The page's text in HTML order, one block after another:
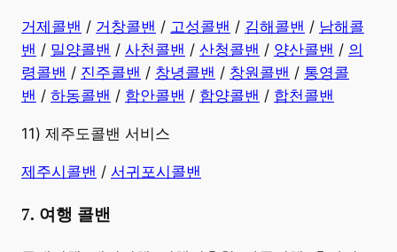
​거제콜밴 / 거창콜밴 / 고성콜밴 / 김해콜밴 / 남해콜
밴 / 밀양콜밴 / 사천콜밴 / 산청콜밴 / 양산콜밴 / 의
령콜밴 / 진주콜밴 / 창녕콜밴 / 창원콜밴 / 통영콜
밴 / 하동콜밴 / 함안콜밴 / 함양콜밴 / 합천콜밴
11) 제주도콜밴 서비스
제주시콜밴 / 서귀포시콜밴
7. 여행 콜밴